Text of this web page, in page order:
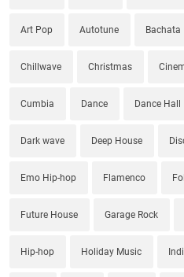
Art Pop Autotune Bachata
Chillwave Christmas
Cumbia Dance Dance Hall
Dark wave Deep House
Emo Hip-hop Flamenco
Future House Garage Rock
Hip-hop Holiday Music